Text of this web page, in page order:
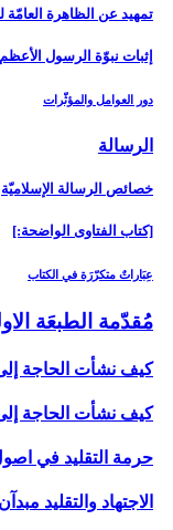
تمهيد عن الظاهرة العامّة
إثبات نبوّة الرسول
دور العوامل والمؤثّرات
الرسالة
خصائص الرسالة الإسلاميّة
[كتاب الفتاوى الواضحة:]
عِبَاراتٌ متكرّرَة في الكتاب
مُقدّمة الطبعَة
كيف نشأت الحاجة إلى
كيف نشأت الحاجة إلى
حرمة التقليد في
الاجتهاد والتقليد